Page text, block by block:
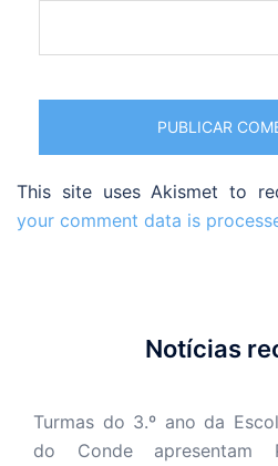
This site uses Akismet to
your comment data is
Notícias
Turmas do 3.º ano da
do Conde apresentam